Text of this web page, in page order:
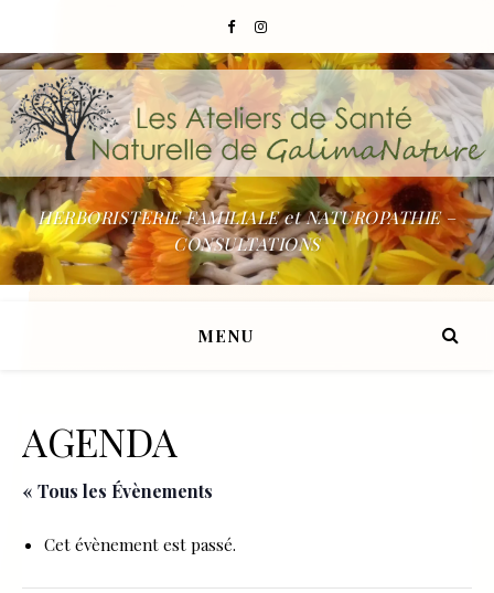
HERBORISTERIE FAMILIALE et NATUROPATHIE –
CONSULTATIONS
MENU
AGENDA
« Tous les Évènements
Cet évènement est passé.